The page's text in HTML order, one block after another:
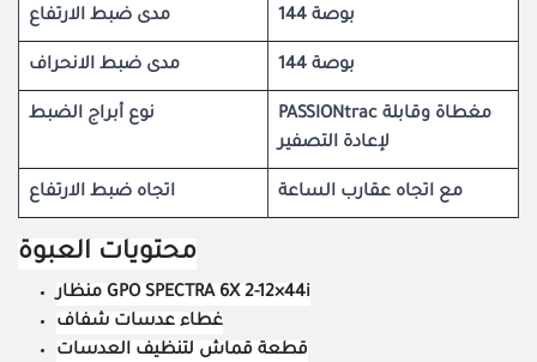
مدى ضبط الارتفاع 144 بوصة
مدى ضبط الانحراف 144 بوصة
نوع أبراج الضبط
PASSIONtrac مغطاة وقابلة
لإعادة التصفير
اتجاه ضبط الارتفاع مع اتجاه عقارب الساعة
محتويات العبوة
منظار GPO SPECTRA 6X 2-12×44i
غطاء عدسات شفاف
قطعة قماش لتنظيف العدسات